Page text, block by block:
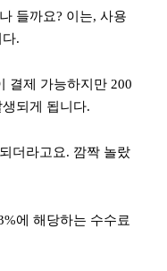
들까요? 이는, 사용
.
결제 가능하지만 200
되게 됩니다.
더라고요. 깜짝 놀랐
에 해당하는 수수료